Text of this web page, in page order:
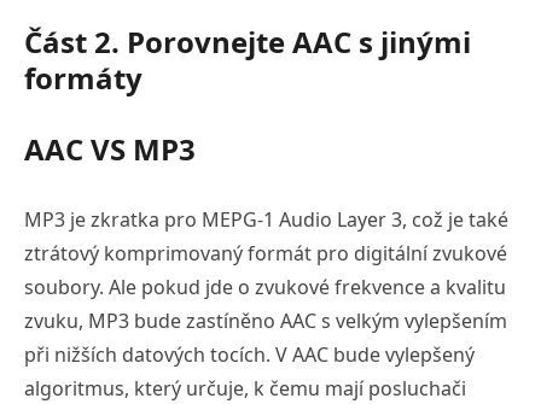
Část 2. Porovnejte AAC s jinými
formáty
AAC VS MP3
MP3 je zkratka pro MEPG-1 Audio Layer 3, což je také
ztrátový komprimovaný formát pro digitální zvukové
soubory. Ale pokud jde o zvukové frekvence a kvalitu
zvuku, MP3 bude zastíněno AAC s velkým vylepšením
při nižších datových tocích. V AAC bude vylepšený
algoritmus, který určuje, k čemu mají posluchači